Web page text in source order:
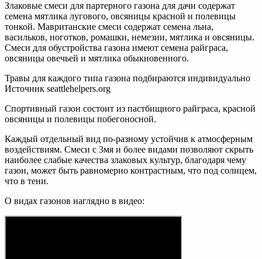
Злаковые смеси для партерного газона для дачи содержат
семена мятлика лугового, овсяницы красной и полевицы
тонкой. Мавританские смеси содержат семена льна,
васильков, ноготков, ромашки, немезии, мятлика и овсяницы.
Смеси для обустройства газона имеют семена райграса,
овсяницы овечьей и мятлика обыкновенного.
Травы для каждого типа газона подбираются индивидуально
Источник seattlehelpers.org
Спортивный газон состоит из пастбищного райграса, красной
овсяницы и полевицы побегоносной.
Каждый отдельный вид по-разному устойчив к атмосферным
воздействиям. Смеси с 3мя и более видами позволяют скрыть
наиболее слабые качества злаковых культур, благодаря чему
газон, может быть равномерно контрастным, что под солнцем,
что в тени.
О видах газонов наглядно в видео: